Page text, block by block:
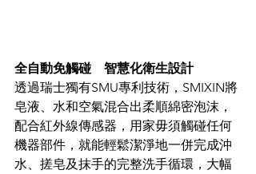
全自動免觸碰　智慧化衛生設計
透過瑞士獨有SMU專利技術，SMIXIN將
皂液、水和空氣混合出柔順綿密泡沫，
配合紅外線傳感器，用家毋須觸碰任何
機器部件，就能輕鬆潔淨地一併完成沖
水、搓皂及抹手的完整洗手循環，大幅